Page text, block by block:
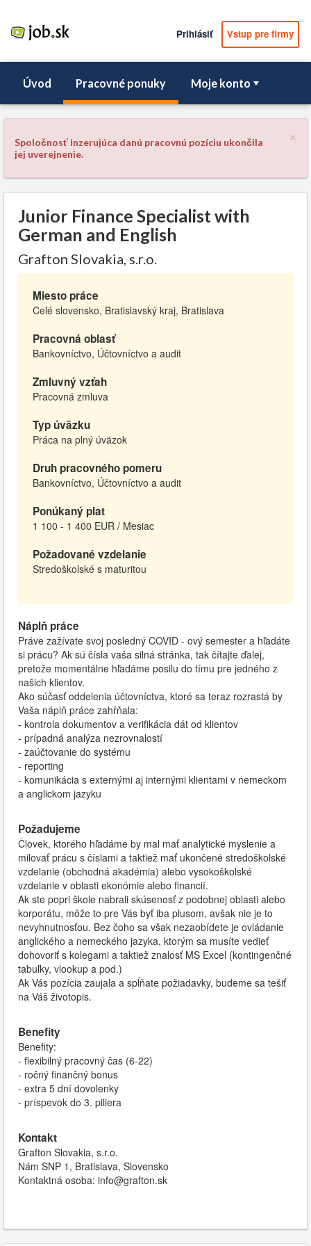
Prihlásiť Vstup pre firmy
Úvod Pracovné ponuky Moje konto
×
Spoločnosť inzerujúca danú pracovnú pozíciu ukončila
jej uverejnenie.
Junior Finance Specialist with
German and English
Grafton Slovakia, s.r.o.
Miesto práce
Celé slovensko, Bratislavský kraj, Bratislava
Pracovná oblasť
Bankovníctvo, Účtovníctvo a audit
Zmluvný vzťah
Pracovná zmluva
Typ úväzku
Práca na plný úväzok
Druh pracovného pomeru
Bankovníctvo, Účtovníctvo a audit
Ponúkaný plat
1 100 - 1 400 EUR / Mesiac
Požadované vzdelanie
Stredoškolské s maturitou
Náplň práce
Práve zažívate svoj posledný COVID - ový semester a hľadáte
si prácu? Ak sú čísla vaša silná stránka, tak čítajte ďalej,
pretože momentálne hľadáme posilu do tímu pre jedného z
našich klientov.
Ako súčasť oddelenia účtovníctva, ktoré sa teraz rozrastá by
Vaša náplň práce zahŕňala:
- kontrola dokumentov a verifikácia dát od klientov
- prípadná analýza nezrovnalostí
- zaúčtovanie do systému
- reporting
- komunikácia s externými aj internými klientami v nemeckom
a anglickom jazyku
Požadujeme
Človek, ktorého hľadáme by mal mať analytické myslenie a
milovať prácu s číslami a taktiež mať ukončené stredoškolské
vzdelanie (obchodná akadémia) alebo vysokoškolské
vzdelanie v oblasti ekonómie alebo financií.
Ak ste popri škole nabrali skúsenosť z podobnej oblasti alebo
korporátu, môže to pre Vás byť iba plusom, avšak nie je to
nevyhnutnosťou. Bez čoho sa však nezaobídete je ovládanie
anglického a nemeckého jazyka, ktorým sa musíte vedieť
dohovoriť s kolegami a taktiež znalosť MS Excel (kontingenčné
tabuľky, vlookup a pod.)
Ak Vás pozícia zaujala a spĺňate požiadavky, budeme sa tešiť
na Váš životopis.
Benefity
Benefity:
- flexibilný pracovný čas (6-22)
- ročný finančný bonus
- extra 5 dní dovolenky
- príspevok do 3. piliera
Kontakt
Grafton Slovakia, s.r.o.
Nám SNP 1, Bratislava, Slovensko
Kontaktná osoba: info@grafton.sk